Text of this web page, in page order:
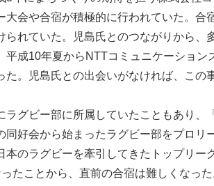
大会や合宿が積極的に行われていた。合
られていた。児島氏とのつながりから、
平成10年夏からNTTコミュニケーション
た。児島氏との出会いがなければ、この
ラグビー部に所属していたこともあり、
同好会から始まったラグビー部をプロリ
本のラグビーを牽引してきたトップリー
たことから、直前の合宿は難しくなっ